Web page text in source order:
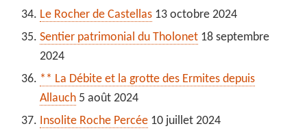
Le Rocher de Castellas 13 octobre 2024
Sentier patrimonial du Tholonet 18 septembre
2024
** La Débite et la grotte des Ermites depuis
Allauch 5 août 2024
Insolite Roche Percée 10 juillet 2024